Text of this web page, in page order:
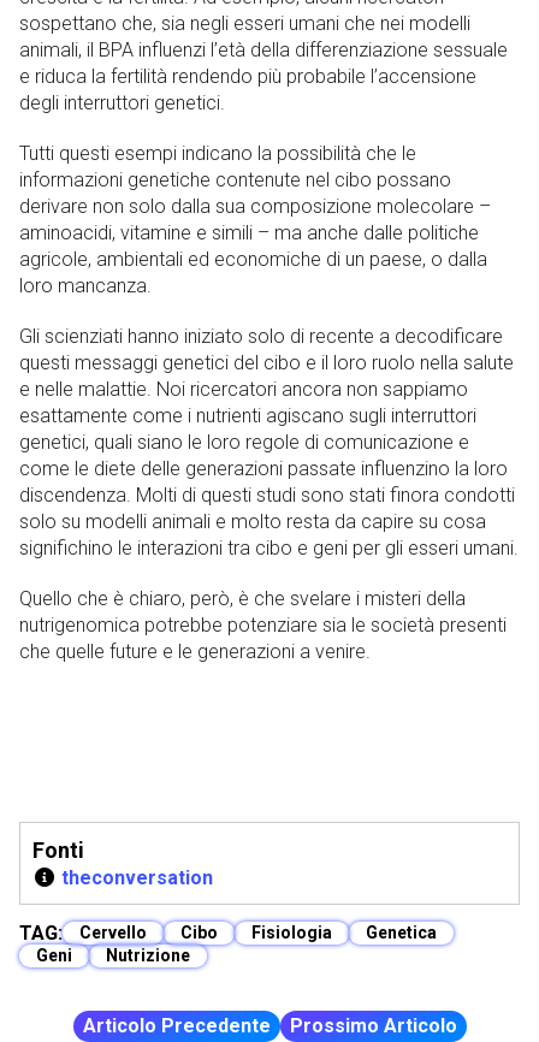
sospettano che, sia negli esseri umani che nei modelli
animali, il BPA influenzi l’età della differenziazione sessuale
e riduca la fertilità rendendo più probabile l’accensione
degli interruttori genetici.
Tutti questi esempi indicano la possibilità che le
informazioni genetiche contenute nel cibo possano
derivare non solo dalla sua composizione molecolare –
aminoacidi, vitamine e simili – ma anche dalle politiche
agricole, ambientali ed economiche di un paese, o dalla
loro mancanza.
Gli scienziati hanno iniziato solo di recente a decodificare
questi messaggi genetici del cibo e il loro ruolo nella salute
e nelle malattie. Noi ricercatori ancora non sappiamo
esattamente come i nutrienti agiscano sugli interruttori
genetici, quali siano le loro regole di comunicazione e
come le diete delle generazioni passate influenzino la loro
discendenza. Molti di questi studi sono stati finora condotti
solo su modelli animali e molto resta da capire su cosa
significhino le interazioni tra cibo e geni per gli esseri umani.
Quello che è chiaro, però, è che svelare i misteri della
nutrigenomica potrebbe potenziare sia le società presenti
che quelle future e le generazioni a venire.
Fonti
theconversation
TAG: Cervello Cibo Fisiologia
Genetica
Geni
Nutrizione
Articolo Precedente Prossimo Articolo